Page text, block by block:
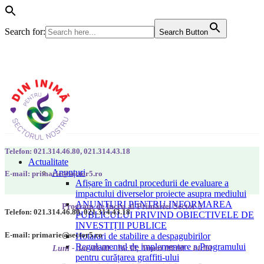
Search for: Search Button
Actualitate
Anunțuri
Afișare în cadrul procedurii de evaluare a
impactului diverselor proiecte asupra mediului
ANUNȚURI PENTRU INFORMAREA
PUBLICULUI PRIVIND OBIECTIVELE DE
INVESTIȚII PUBLICE
Hotarari de stabilire a despagubirilor
Regulamentul de implementare a Programului
pentru curățarea graffiti-ului
Telefon: 021.314.46.80, 021.314.43.18
E-mail: primarie@sector5.ro
Program de lucru al Primăriei Sector 5
Luni - Joi 08:00 - 16:30; Vineri 08:00 - 14:00
Telefon: 021.314.46.80, 021.314.43.18
E-mail: primarie@sector5.ro